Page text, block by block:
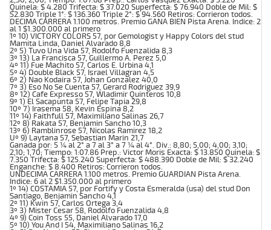
Quinela: $ 4.280 Trifecta: $ 37.020 Superfecta: $ 76.940 Doble de Mil: $
52.830 Triple 1°: $ 136.360 Triple 2°: $ 94.560 Retiros: Corrieron todos.
DECIMA CARRERA 1.100 metros. Premio GANA BIEN Pista Arena. Indice: 2
al 1 $1.300.000 al primero
1º 10) VICTORY COLORS 57, por Gemologist y Happy Colors del stud
Mamita Linda, Daniel Alvarado 8,8
2º 5) Tuvo Una Vida 57, Rodolfo Fuenzalida 8,3
3º 13) La Francisca 57, Guillermo A. Perez 5,0
4º 11) Fue Machito 57, Carlos E. Urbina 4,1
5º 4) Double Black 57, Israel Villagran 4,5
6º 2) Nao Kodaira 57, Johan Gonzalez 40,0
7º 3) Eso No Se Cuenta 57, Gerard Rodriguez 39,9
8º 12) Cafe Expresso 57, Wladimir Quinteros 10,8
9º 1) El Sacapunta 57, Felipe Tapia 29,8
10º 7) Irasema 58, Kevin Espina 8,2
11º 14) Faithfull 57, Maximiliano Salinas 26,7
12º 8) Rakata 57, Benjamin Sancho 10,3
13º 6) Ramblinrose 57, Nicolas Ramirez 18,2
Uº 9) Laytana 57, Sebastian Marin 21,7
Ganada por: 5 ¼ al 2° a 7 al 3° a 7 ¼ al 4°. Div.: 8,80; 5,00; 4,00; 3,10;
2,10; 1,70; Tiempo: 1:07.86 Prep.: Victor Moris Exacta: $ 13.850 Quinela: $
7.350 Trifecta: $ 125.240 Superfecta: $ 488.390 Doble de Mil: $ 32.240
Enganche: $ 8.400 Retiros: Corrieron todos.
UNDECIMA CARRERA 1.100 metros. Premio GUARDIAN Pista Arena.
Indice: 6 al 2 $1.350.000 al primero
1º 14) COSTAMIA 57, por Fortify y Costa Esmeralda (usa) del stud Don
Santiago, Benjamin Sancho 4,1
2º 11) Kwin 57, Carlos Ortega 3,4
3º 3) Mister Cesar 58, Rodolfo Fuenzalida 4,8
4º 9) Coin Toss 55, Daniel Alvarado 17,0
5º 10) You And I 54, Maximiliano Salinas 16,2